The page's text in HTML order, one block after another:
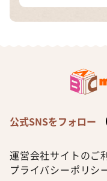
公式SNSをフォロー
運営会社サイトのご
プライバシーポリシ